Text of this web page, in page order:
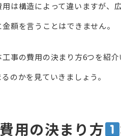
は構造によって違いますが、
額を言うことはできません。
事の費用の決まり方6つを紹
のかを見ていきましょう。
用の決まり方